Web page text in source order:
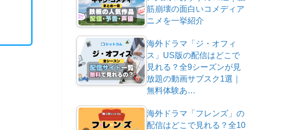
筋崩壊の面白いコメディア
ニメを一挙紹介
海外ドラマ「ジ・オフィ
ス」US版の配信はどこで
見れる？全9シーズンが見
放題の動画サブスク1選｜
無料体験あ…
海外ドラマ「フレンズ」の
配信はどこで見れる？全10